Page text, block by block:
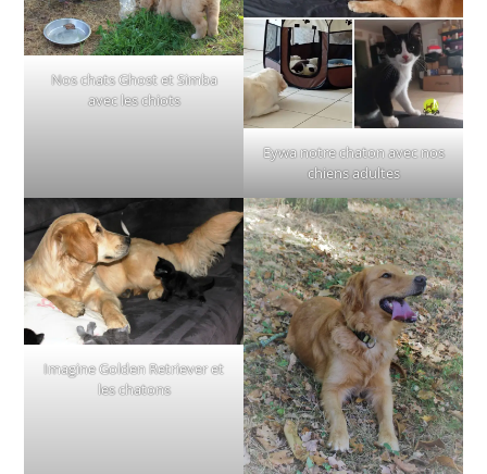
Nos chats Ghost et Simba
avec les chiots
Eywa notre chaton avec nos
chiens adultes
Imagine Golden Retriever et
les chatons